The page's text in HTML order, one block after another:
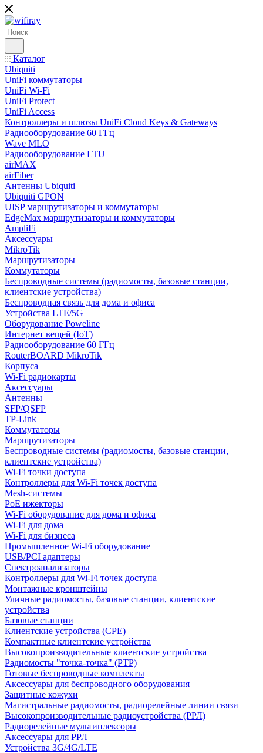
Каталог
Ubiquiti
UniFi коммутаторы
UniFi Wi-Fi
UniFi Protect
UniFi Access
Контроллеры и шлюзы UniFi Cloud Keys & Gateways
Радиооборудование 60 ГГц
Wave MLO
Радиооборудование LTU
airMAX
airFiber
Антенны Ubiquiti
Ubiquiti GPON
UISP маршрутизаторы и коммутаторы
EdgeMax маршрутизаторы и коммутаторы
AmpliFi
Аксессуары
MikroTik
Маршрутизаторы
Коммутаторы
Беспроводные системы (радиомосты, базовые станции,
клиентские устройства)
Беспроводная связь для дома и офиса
Устройства LTE/5G
Оборудование Poweline
Интернет вещей (IoT)
Радиооборудование 60 ГГц
RouterBOARD MikroTik
Корпуса
Wi-Fi радиокарты
Аксессуары
Антенны
SFP/QSFP
TP-Link
Коммутаторы
Маршрутизаторы
Беспроводные системы (радиомосты, базовые станции,
клиентские устройства)
Wi-Fi точки доступа
Контроллеры для Wi-Fi точек доступа
Mesh-системы
PoE ижекторы
Wi-Fi оборудование для дома и офиса
Wi-Fi для дома
Wi-Fi для бизнеса
Промышленное Wi-Fi оборудование
USB/PCI адаптеры
Cпектроанализаторы
Контроллеры для Wi-Fi точек доступа
Монтажные кронштейны
Уличные радиомосты, базовые станции, клиентские
устройства
Базовые станции
Клиентские устройства (CPE)
Компактные клиентские устройства
Высокопроизводительные клиентские устройства
Радиомосты "точка-точка" (PTP)
Готовые беспроводные комплекты
Аксессуары для беспроводного оборудования
Защитные кожухи
Магистральные радиомосты, радиорелейные линии связи
Высокопроизводительные радиоустройства (РРЛ)
Радиорелейные мультиплексоры
Аксессуары для РРЛ
Устройства 3G/4G/LTE